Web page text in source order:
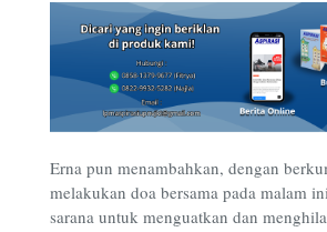
Erna pun menambahkan, dengan
melakukan doa bersama pada malam
sarana untuk menguatkan dan